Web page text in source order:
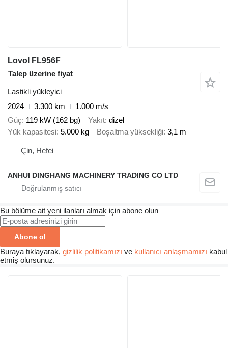
Lovol FL956F
Talep üzerine fiyat
Lastikli yükleyici
2024
3.300 km
1.000 m/s
Güç 119 kW (162 bg) Yakıt dizel
Yük kapasitesi 5.000 kg Boşaltma yüksekliği 3,1 m
Çin, Hefei
ANHUI DINGHANG MACHINERY TRADING CO LTD
Bu bölüme ait yeni ilanları almak için abone olun
Abone ol
Buraya tıklayarak, gizlilik politikamızı ve kullanıcı anlaşmamızı kabul
etmiş olursunuz.